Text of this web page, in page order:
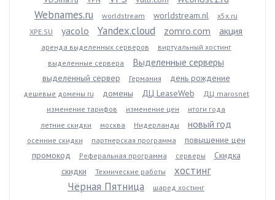
Webnames.ru worldstream worldstream.nl
x5x.ru
XPE.SU
yacolo Yandex.cloud zomro.com акция
аренда выделенных серверов
виртуальный хостинг
выделенные сервера
Выделенные серверы
выделенный сервер Германия день рождение
дешевые домены ru домены ДЦ LeaseWeb
ДЦ marosnet
изменение тарифов
изменение цен
итоги года
летние скидки
москва Нидерланды новый год
осенние скидки партнерская программа
повышение цен
промокод
Реферальная программа серверы
Скидка
скидки
Технические работы
хостинг
Чёрная Пятница
шаред хостинг